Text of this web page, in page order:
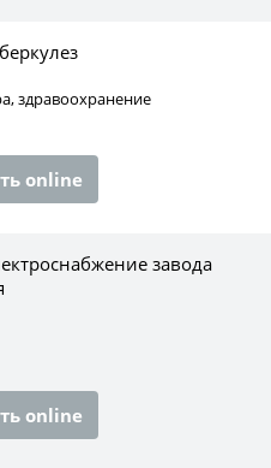
здравоохранение
online
завода
online